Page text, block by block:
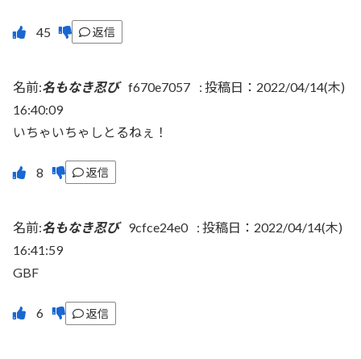
返信
名前:名もなき忍び f670e7057 : 投稿日：2022/04/14(木)
16:40:09
いちゃいちゃしとるねぇ！
返信
名前:名もなき忍び 9cfce24e0 : 投稿日：2022/04/14(木)
16:41:59
GBF
返信